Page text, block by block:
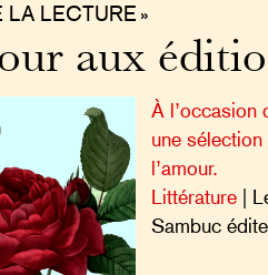
LA LECTURE »
aux
À l’occasion
une
l’amour.
Littérature|
Sambuc